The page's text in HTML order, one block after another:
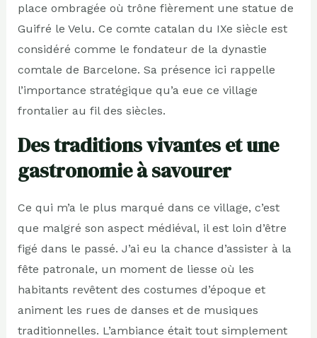
place ombragée où trône fièrement une statue de
Guifré le Velu. Ce comte catalan du IXe siècle est
considéré comme le fondateur de la dynastie
comtale de Barcelone. Sa présence ici rappelle
l’importance stratégique qu’a eue ce village
frontalier au fil des siècles.
Des traditions vivantes et une
gastronomie à savourer
Ce qui m’a le plus marqué dans ce village, c’est
que malgré son aspect médiéval, il est loin d’être
figé dans le passé. J’ai eu la chance d’assister à la
fête patronale, un moment de liesse où les
habitants revêtent des costumes d’époque et
animent les rues de danses et de musiques
traditionnelles. L’ambiance était tout simplement